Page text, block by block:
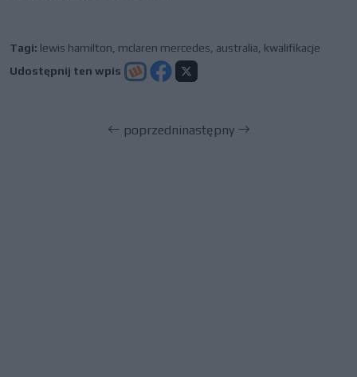
Tagi: lewis hamilton mclaren mercedes australia kwalifikacje
Udostępnij ten wpis
poprzedninastępny